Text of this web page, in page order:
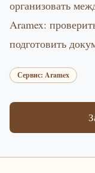
организовать
Aramex:
подготовить
Сервис: Aramex